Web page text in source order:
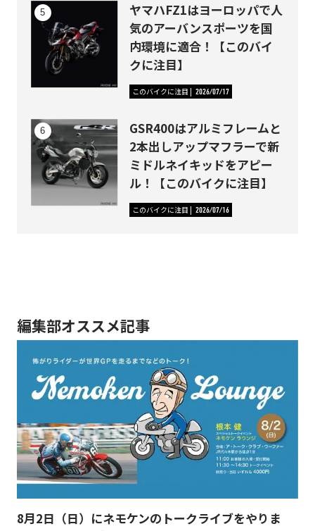
ヤマハFZ1はヨーロッパで人
気のアーバンスポーツを国
内環境に適合！【このバイ
クに注目】
このバイクに注目 2026/07/17
GSR400はアルミフレームと
2本出しアップマフラーで新
ミドルネイキッドをアピー
ル！【このバイクに注目】
このバイクに注目 2026/07/16
編集部オススメ記事
8月2日（日）にネモケンのトークライブをやりま